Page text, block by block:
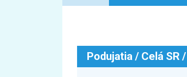
Podujatia / Celá SR